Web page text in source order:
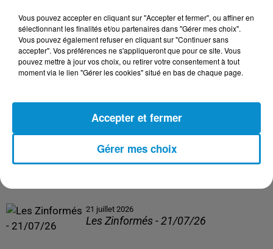
23 juillet 2026
Les Zinformés - 23/07/26
21 juillet 2026
Les Zinformés - 21/07/26
Vous pouvez accepter en cliquant sur "Accepter et fermer", ou affiner en
sélectionnant les finalités et/ou partenaires dans "Gérer mes choix".
Vous pouvez également refuser en cliquant sur "Continuer sans
accepter". Vos préférences ne s'appliqueront que pour ce site. Vous
pouvez mettre à jour vos choix, ou retirer votre consentement à tout
moment via le lien "Gérer les cookies" situé en bas de chaque page.
Gérer mes choix
Accepter et fermer